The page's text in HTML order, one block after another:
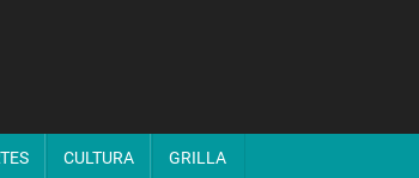
CULTURA GRILLA